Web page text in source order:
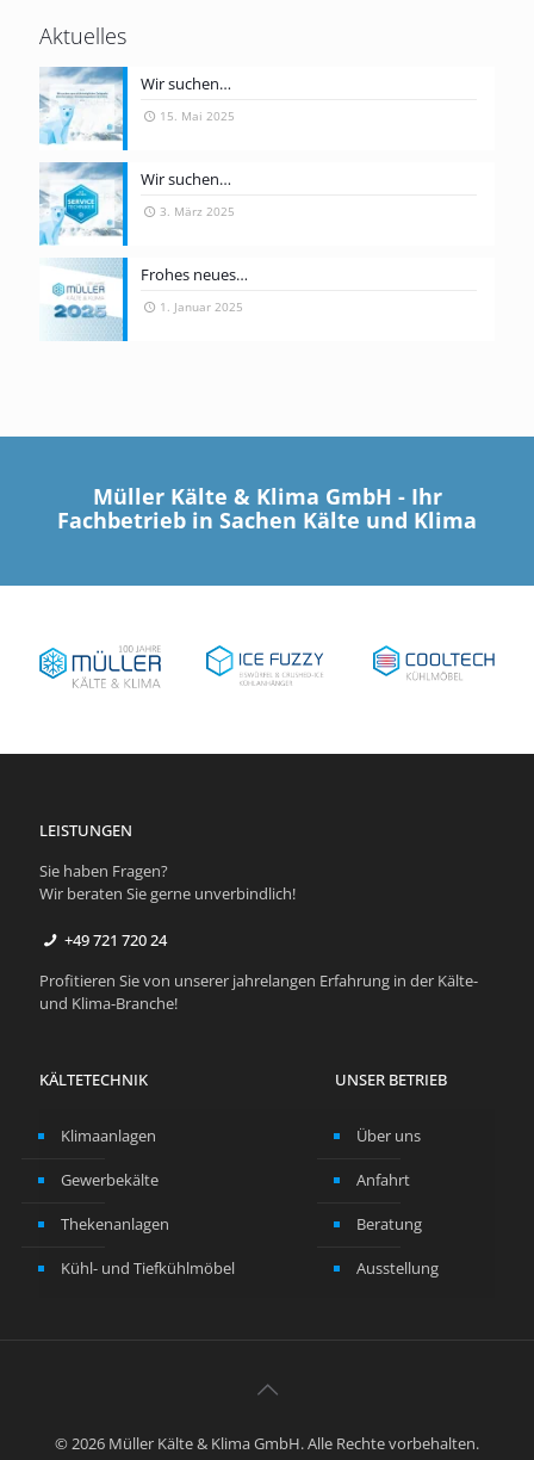
Aktuelles
Wir suchen…
15. Mai 2025
Wir suchen…
3. März 2025
Frohes neues…
1. Januar 2025
Müller Kälte & Klima GmbH - Ihr
Fachbetrieb in Sachen Kälte und Klima
LEISTUNGEN
Sie haben Fragen?
Wir beraten Sie gerne unverbindlich!
+49 ­721 72­0 24
Profitieren Sie von unserer jahrelangen Erfahrung in der Kälte-
und Klima-Branche!
KÄLTETECHNIK
Klimaanlagen
Gewerbekälte
Thekenanlagen
Kühl- und Tiefkühlmöbel
UNSER BETRIEB
Über uns
Anfahrt
Beratung
Ausstellung
© 2026 Müller Kälte & Klima GmbH. Alle Rechte vorbehalten.